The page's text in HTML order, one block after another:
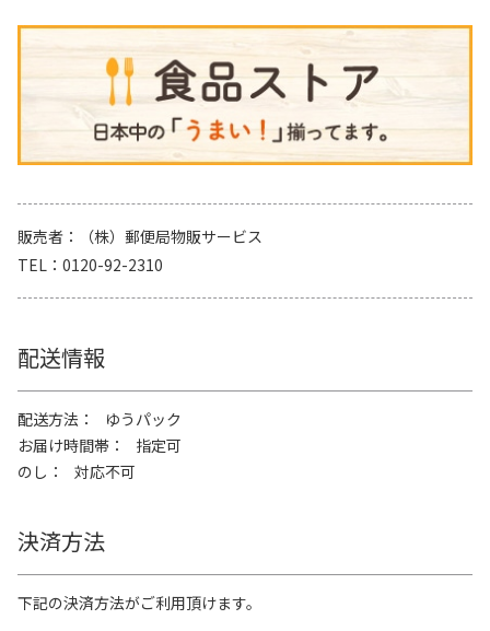
販売者
（株）郵便局物販サービス
TEL
0120-92-2310
配送情報
配送方法
ゆうパック
お届け時間帯
指定可
のし
対応不可
決済方法
下記の決済方法がご利用頂けます。